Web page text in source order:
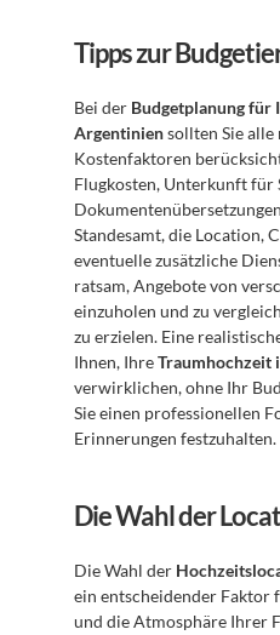
Tipps zur
Bei der Budgetplanung für
Argentinien sollten Sie alle
Kostenfaktoren
Flugkosten, Unterkunft für
Standesamt, die Location,
eventuelle zusätzliche
ratsam, Angebote von
einzuholen und zu
zu erzielen. Eine
Ihnen, Ihre Traumhochzeit
verwirklichen, ohne Ihr
Sie einen professionellen
Erinnerungen festzuhalten.
Die Wahl der
Die Wahl der
ein entscheidender Faktor
und die Atmosphäre Ihrer